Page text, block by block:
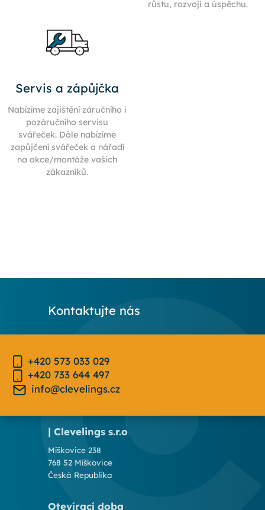
růstu, rozvoji a úspěchu.
Servis a zápůjčka
Nabízíme zajištění záručního i
pozáručního servisu
svářeček. Dále nabízíme
zapůjčení svářeček a nářadí
na akce/montáže vašich
zákazníků.
Kontaktujte nás
+420 573 033 029
+420 733 644 497
info@clevelings.cz
| Clevelings s.r.o
Míškovice 238
768 52 Míškovice
Česká Republika
Otevírací doba